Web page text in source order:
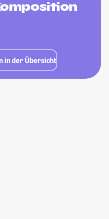
in der Übersicht